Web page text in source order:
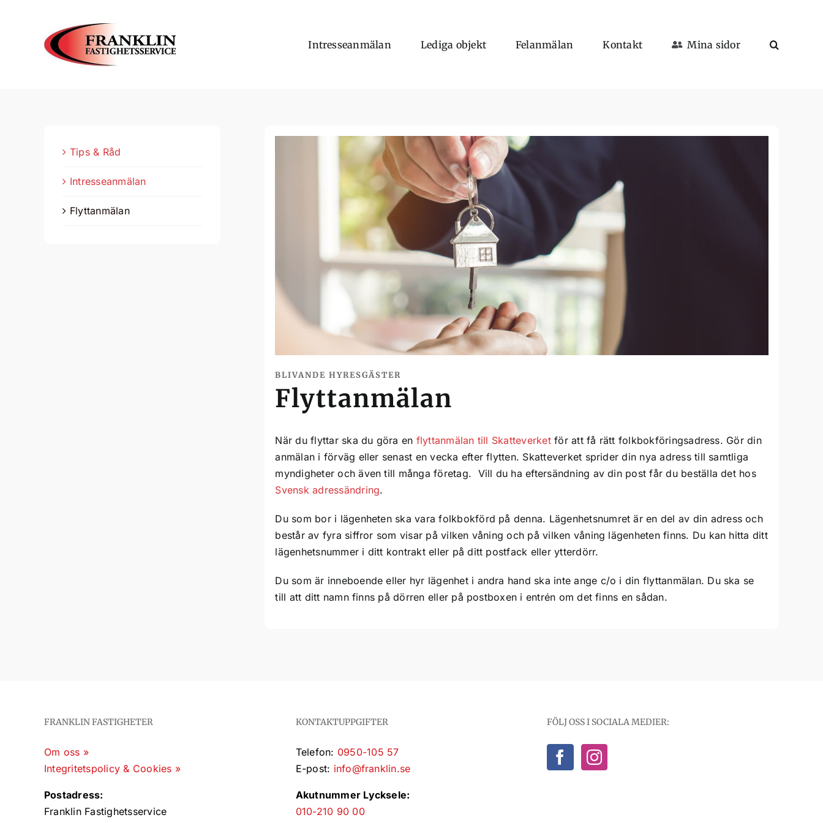
innehållet
Intresseanmälan Lediga objekt Felanmälan Kontakt Mina sidor
BLIVANDE HYRESGÄSTER
Flyttanmälan
När du flyttar ska du göra en flyttanmälan till Skatteverketför att få rätt folkbokföringsadress. Gör din
anmälan i förväg eller senast en vecka efter flytten. Skatteverket sprider din nya adress till samtliga
myndigheter och även till många företag. Vill du ha eftersändning av din post får du beställa det hos
Svensk adressändring.
Du som bor i lägenheten ska vara folkbokförd på denna. Lägenhetsnumret är en del av din adress och
består av fyra siffror som visar på vilken våning och på vilken våning lägenheten finns. Du kan hitta ditt
lägenhetsnummer i ditt kontrakt eller på ditt postfack eller ytterdörr.
Du som är inneboende eller hyr lägenhet i andra hand ska inte ange c/o i din flyttanmälan. Du ska se
till att ditt namn finns på dörren eller på postboxen i entrén om det finns en sådan.
Tips & Råd
Intresseanmälan
Flyttanmälan
FRANKLIN FASTIGHETER
Om oss »
Integritetspolicy & Cookies »
Postadress:
Franklin Fastighetsservice
KONTAKTUPPGIFTER
Telefon: 0950-105 57
E-post: info@franklin.se
Akutnummer Lycksele:
010-210 90 00
FÖLJ OSS I SOCIALA MEDIER: